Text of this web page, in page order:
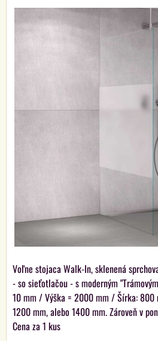
Voľne stojaca Walk-In, sklenená
- so sieťotlačou - s moderným
10 mm / Výška = 2000 mm / Šírka: 800
1200 mm, alebo 1400 mm. Zároveň v
Cena za 1 kus